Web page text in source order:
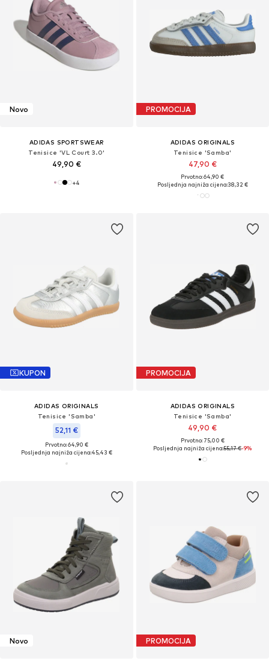
Novo
ADIDAS SPORTSWEAR
Tenisice 'VL Court 3.0'
49,90 €
+4
PROMOCIJA
ADIDAS ORIGINALS
Tenisice 'Samba'
47,90 €
Prvotno: 64,90 €
Posljednja najniža cijena:38,32 €
KUPON
ADIDAS ORIGINALS
Tenisice 'Samba'
52,11 €
Prvotno: 64,90 €
Posljednja najniža cijena:45,43 €
PROMOCIJA
ADIDAS ORIGINALS
Tenisice 'Samba'
49,90 €
Prvotno: 75,00 €
Posljednja najniža cijena:55,17 €-9%
Novo PROMOCIJA